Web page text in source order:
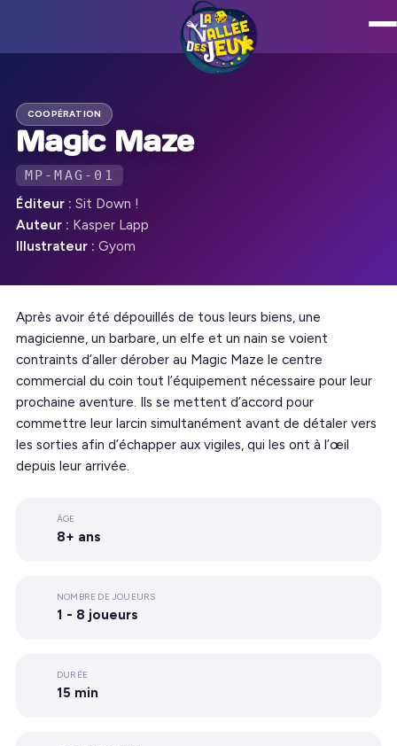
COOPÉRATION
Magic Maze
MP-MAG-01
Éditeur : Sit Down !
Auteur : Kasper Lapp
Illustrateur : Gyom
Après avoir été dépouillés de tous leurs biens, une
magicienne, un barbare, un elfe et un nain se voient
contraints d’aller dérober au Magic Maze le centre
commercial du coin tout l’équipement nécessaire pour leur
prochaine aventure. Ils se mettent d’accord pour
commettre leur larcin simultanément avant de détaler vers
les sorties afin d’échapper aux vigiles, qui les ont à l’œil
depuis leur arrivée.
ÂGE
8+ ans
NOMBRE DE JOUEURS
1 - 8 joueurs
DURÉE
15 min